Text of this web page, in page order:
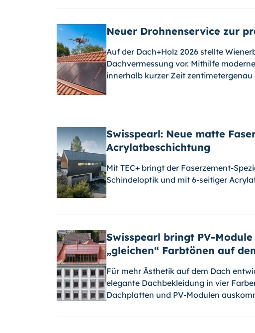
Neuer Drohnenservice zur
Auf der Dach+Holz 2026 stellte
Dachvermessung vor. Mithilfe
innerhalb kurzer Zeit zentimetergenau
Swisspearl: Neue matte
Acrylatbeschichtung
Mit TEC+ bringt der Faserzement-
Schindeloptik und mit 6-seitiger
Swisspearl bringt PV-
„gleichen“ Farbtönen auf
Für mehr Ästhetik auf dem Dach
elegante Dachbekleidung in vier
Dachplatten und PV-Modulen